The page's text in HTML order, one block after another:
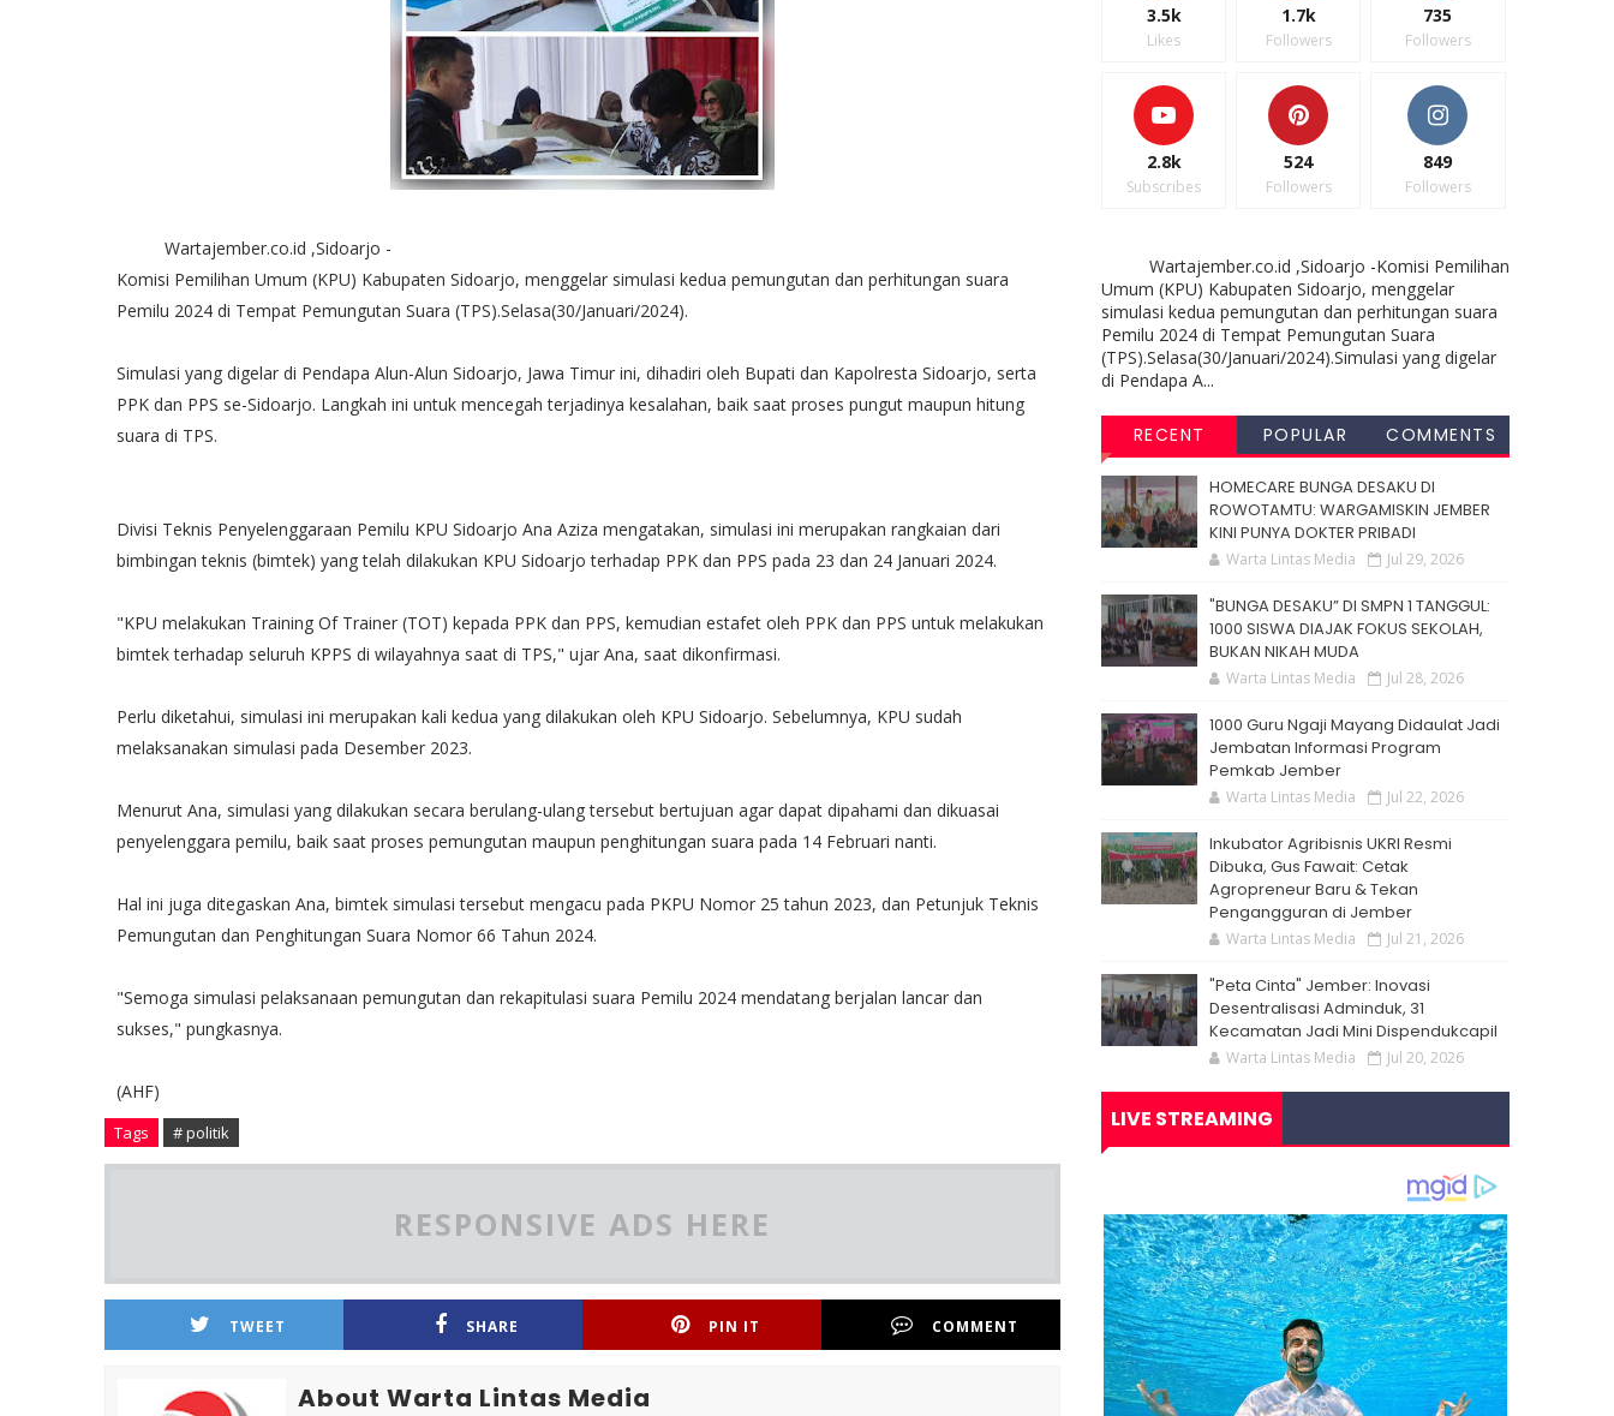
Wartajember.co.id ,Sidoarjo -
Komisi Pemilihan Umum (KPU) Kabupaten Sidoarjo, menggelar simulasi kedua pemungutan dan perhitungan suara
Pemilu 2024 di Tempat Pemungutan Suara (TPS).Selasa(30/Januari/2024).
Simulasi yang digelar di Pendapa Alun-Alun Sidoarjo, Jawa Timur ini, dihadiri oleh Bupati dan Kapolresta Sidoarjo, serta
PPK dan PPS se-Sidoarjo. Langkah ini untuk mencegah terjadinya kesalahan, baik saat proses pungut maupun hitung
suara di TPS.
Divisi Teknis Penyelenggaraan Pemilu KPU Sidoarjo Ana Aziza mengatakan, simulasi ini merupakan rangkaian dari
bimbingan teknis (bimtek) yang telah dilakukan KPU Sidoarjo terhadap PPK dan PPS pada 23 dan 24 Januari 2024.
"KPU melakukan Training Of Trainer (TOT) kepada PPK dan PPS, kemudian estafet oleh PPK dan PPS untuk melakukan
bimtek terhadap seluruh KPPS di wilayahnya saat di TPS," ujar Ana, saat dikonfirmasi.
Perlu diketahui, simulasi ini merupakan kali kedua yang dilakukan oleh KPU Sidoarjo. Sebelumnya, KPU sudah
melaksanakan simulasi pada Desember 2023.
Menurut Ana, simulasi yang dilakukan secara berulang-ulang tersebut bertujuan agar dapat dipahami dan dikuasai
penyelenggara pemilu, baik saat proses pemungutan maupun penghitungan suara pada 14 Februari nanti.
Hal ini juga ditegaskan Ana, bimtek simulasi tersebut mengacu pada PKPU Nomor 25 tahun 2023, dan Petunjuk Teknis
Pemungutan dan Penghitungan Suara Nomor 66 Tahun 2024.
"Semoga simulasi pelaksanaan pemungutan dan rekapitulasi suara Pemilu 2024 mendatang berjalan lancar dan
sukses," pungkasnya.
(AHF)
Tags # politik
RESPONSIVE ADS HERE
TWEET SHARE PIN IT COMMENT
About Warta Lintas Media
3.5k
Likes
1.7k
Followers
735
Followers
2.8k
Subscribes
524
Followers
849
Followers
Wartajember.co.id ,Sidoarjo -Komisi Pemilihan
Umum (KPU) Kabupaten Sidoarjo, menggelar
simulasi kedua pemungutan dan perhitungan suara
Pemilu 2024 di Tempat Pemungutan Suara
(TPS).Selasa(30/Januari/2024).Simulasi yang digelar
di Pendapa A...
RECENT POPULAR COMMENTS
HOMECARE BUNGA DESAKU DI
ROWOTAMTU: WARGAMISKIN JEMBER
KINI PUNYA DOKTER PRIBADI
Warta Lintas Media Jul 29, 2026
"BUNGA DESAKU” DI SMPN 1 TANGGUL:
1000 SISWA DIAJAK FOKUS SEKOLAH,
BUKAN NIKAH MUDA
Warta Lintas Media Jul 28, 2026
1000 Guru Ngaji Mayang Didaulat Jadi
Jembatan Informasi Program
Pemkab Jember
Warta Lintas Media Jul 22, 2026
Inkubator Agribisnis UKRI Resmi
Dibuka, Gus Fawait: Cetak
Agropreneur Baru & Tekan
Pengangguran di Jember
Warta Lintas Media Jul 21, 2026
"Peta Cinta" Jember: Inovasi
Desentralisasi Adminduk, 31
Kecamatan Jadi Mini Dispendukcapil
Warta Lintas Media Jul 20, 2026
LIVE STREAMING